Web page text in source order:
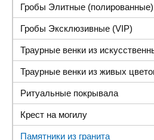
Гробы Элитные (полированные)
Гробы Эксклюзивные (VIP)
Траурные венки из
Траурные венки из живых
Ритуальные покрывала
Крест на могилу
Памятники из гранита